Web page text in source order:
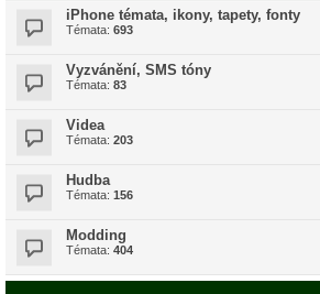
iPhone témata, ikony, tapety, fonty
Témata: 693
Vyzvánění, SMS tóny
Témata: 83
Videa
Témata: 203
Hudba
Témata: 156
Modding
Témata: 404